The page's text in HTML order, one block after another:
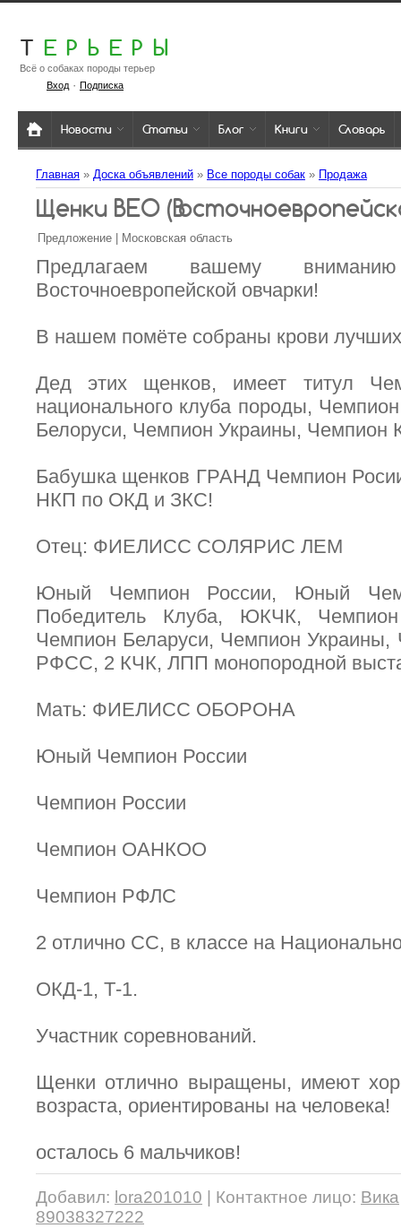
Т ЕРЬЕРЫ
Всё о собаках породы терьер
Вход· Подписка
Новости Статьи Блог Книги Словарь
Главная » Доска объявлений » Все породы собак » Продажа
Щенки ВЕО
Предложение | Московская область
Предлагаем вашему
Восточноевропейской овчарки!
В нашем помёте собраны крови
Дед этих щенков, имеет титул
национального клуба породы,
Белоруси, Чемпион Украины, Чемпион
Бабушка щенков ГРАНД Чемпион
НКП по ОКД и ЗКС!
Отец: ФИЕЛИСС СОЛЯРИС ЛЕМ
Юный Чемпион России, Юный
Победитель Клуба, ЮКЧК,
Чемпион Беларуси, Чемпион
РФСС, 2 КЧК, ЛПП монопородной
Мать: ФИЕЛИСС ОБОРОНА
Юный Чемпион России
Чемпион России
Чемпион ОАНКОО
Чемпион РФЛС
2 отлично СС, в классе на
ОКД-1, Т-1.
Участник соревнований.
Щенки отлично выращены, имеют
возраста, ориентированы на человека!
осталось 6 мальчиков!
Добавил: lora201010 Контактное лицо: Вика
89038327222